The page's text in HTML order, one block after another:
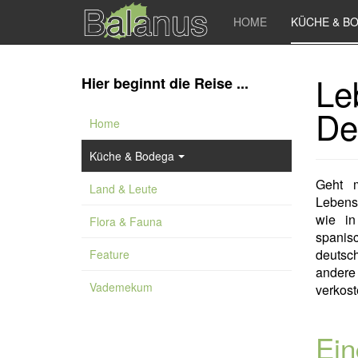
HOME KÜCHE &
Geht
wie in
Hier beginnt die Reise ...
Home
Küche & Bodega
Land & Leute
Flora & Fauna
Feature
Vademekum